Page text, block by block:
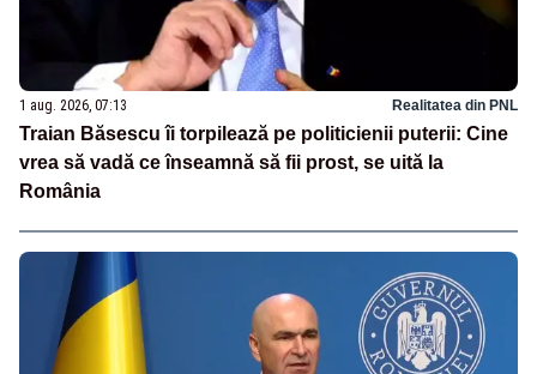
1 aug. 2026, 07:13 Realitatea din PNL
Traian Băsescu îi torpilează pe politicienii puterii: Cine
vrea să vadă ce înseamnă să fii prost, se uită la
România